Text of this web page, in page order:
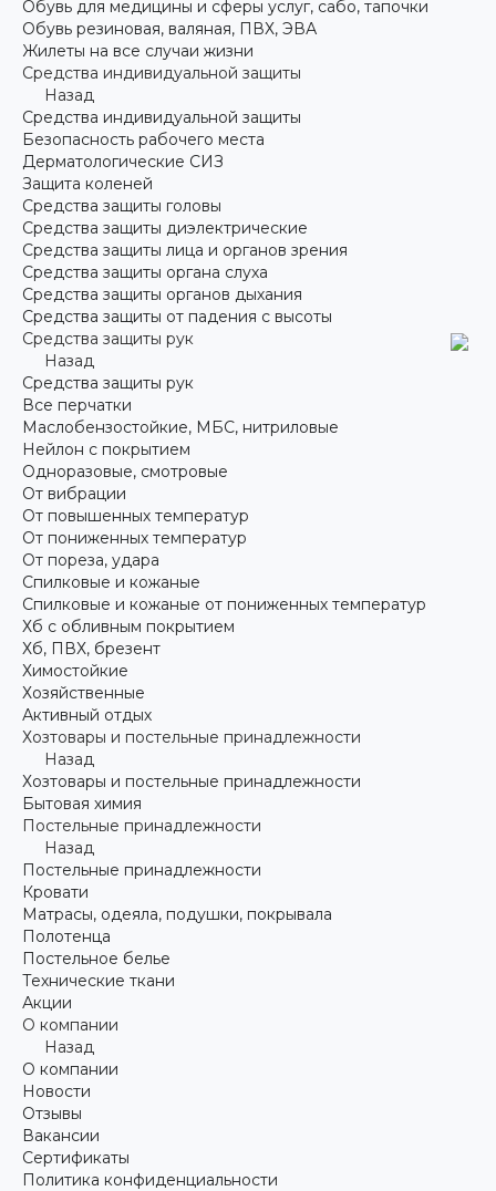
Обувь для медицины и сферы услуг, сабо, тапочки
Обувь резиновая, валяная, ПВХ, ЭВА
Жилеты на все случаи жизни
Средства индивидуальной защиты
Назад
Средства индивидуальной защиты
Безопасность рабочего места
Дерматологические СИЗ
Защита коленей
Средства защиты головы
Средства защиты диэлектрические
Средства защиты лица и органов зрения
Средства защиты органа слуха
Средства защиты органов дыхания
Средства защиты от падения с высоты
Средства защиты рук
Назад
Средства защиты рук
Все перчатки
Маслобензостойкие, МБС, нитриловые
Нейлон с покрытием
Одноразовые, смотровые
От вибрации
От повышенных температур
От пониженных температур
От пореза, удара
Спилковые и кожаные
Спилковые и кожаные от пониженных температур
Хб с обливным покрытием
Хб, ПВХ, брезент
Химостойкие
Хозяйственные
Активный отдых
Хозтовары и постельные принадлежности
Назад
Хозтовары и постельные принадлежности
Бытовая химия
Постельные принадлежности
Назад
Постельные принадлежности
Кровати
Матрасы, одеяла, подушки, покрывала
Полотенца
Постельное белье
Технические ткани
Акции
О компании
Назад
О компании
Новости
Отзывы
Вакансии
Сертификаты
Политика конфиденциальности